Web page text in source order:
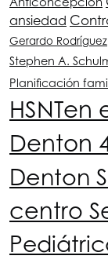
ansiedad
Gerardo Rodríguez
Stephen A.
Planificación
HSNTen
Denton
Denton
centro